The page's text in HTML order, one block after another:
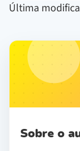
Última
Sobre o